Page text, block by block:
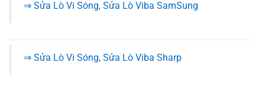
⇒ Sửa Lò Vi Sóng, Sửa Lò Viba SamSung
⇒ Sửa Lò Vi Sóng, Sửa Lò Viba Sharp